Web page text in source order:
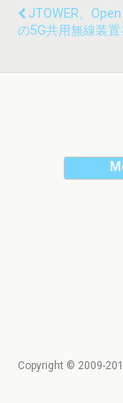
JTOWER、
の5G共用無線装置
Copyright © 2009-